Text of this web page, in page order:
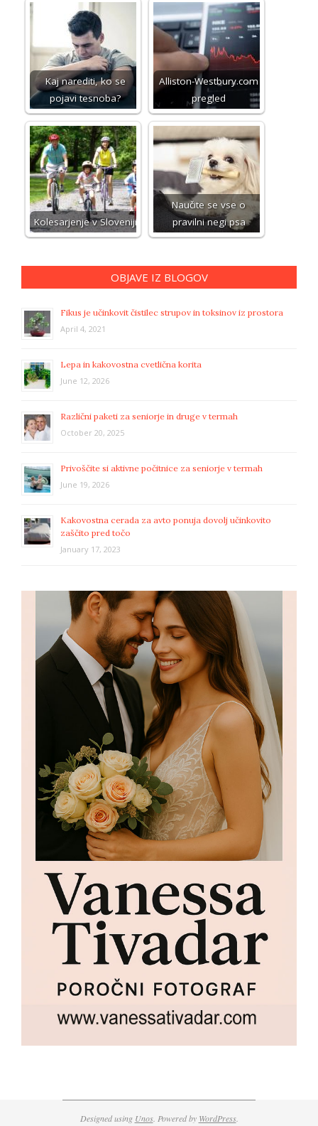
Kaj narediti, ko se
pojavi tesnoba?
Alliston-Westbury.com
pregled
Kolesarjenje v Sloveniji
Naučite se vse o
pravilni negi psa
OBJAVE IZ BLOGOV
Fikus je učinkovit čistilec strupov in toksinov iz prostora
April 4, 2021
Lepa in kakovostna cvetlična korita
June 12, 2026
Različni paketi za seniorje in druge v termah
October 20, 2025
Privoščite si aktivne počitnice za seniorje v termah
June 19, 2026
Kakovostna cerada za avto ponuja dovolj učinkovito
zaščito pred točo
January 17, 2023
Designed using Unos. Powered by WordPress.